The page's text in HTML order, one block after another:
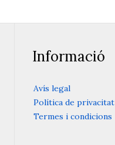
Informació
Avís legal
Política de privacitat
Termes i condicions